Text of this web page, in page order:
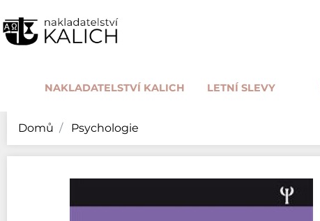
NAKLADATELSTVÍ KALICH LETNÍ SLEVY
Domů Psychologie